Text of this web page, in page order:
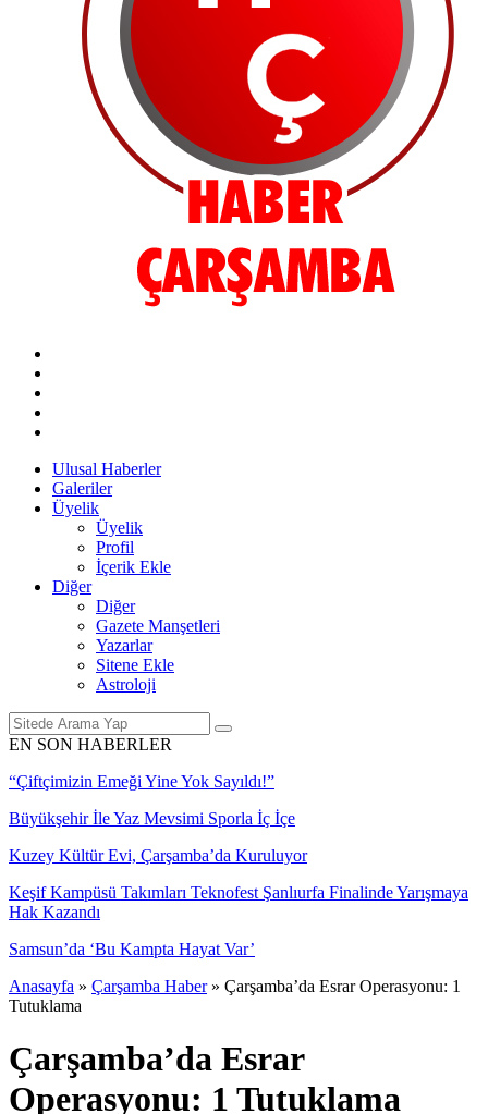
Ulusal Haberler
Galeriler
Üyelik
Üyelik
Profil
İçerik Ekle
Diğer
Diğer
Gazete Manşetleri
Yazarlar
Sitene Ekle
Astroloji
EN SON HABERLER
“Çiftçimizin Emeği Yine Yok Sayıldı!”
Büyükşehir İle Yaz Mevsimi Sporla İç İçe
Kuzey Kültür Evi, Çarşamba’da Kuruluyor
Keşif Kampüsü Takımları Teknofest Şanlıurfa Finalinde Yarışmaya
Hak Kazandı
Samsun’da ‘Bu Kampta Hayat Var’
Anasayfa » Çarşamba Haber » Çarşamba’da Esrar Operasyonu: 1
Tutuklama
Çarşamba’da Esrar
Operasyonu: 1 Tutuklama